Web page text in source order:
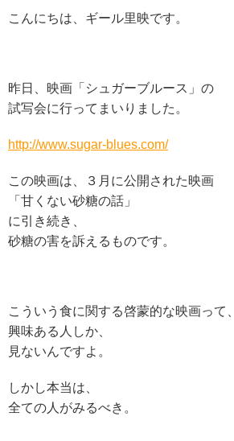
こんにちは、ギール里映です。
昨日、映画「シュガーブルース」の
試写会に行ってまいりました。
http://www.sugar-blues.com/
この映画は、３月に公開された映画
「甘くない砂糖の話」
に引き続き、
砂糖の害を訴えるものです。
こういう食に関する啓蒙的な映画って、
興味ある人しか、
見ないんですよ。
しかし本当は、
全ての人がみるべき。